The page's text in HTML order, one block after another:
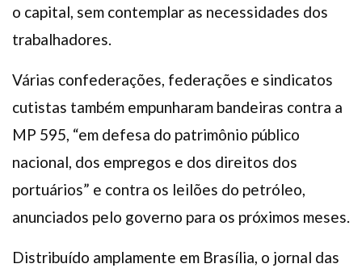
o capital, sem contemplar as necessidades dos
trabalhadores.
Várias confederações, federações e sindicatos
cutistas também empunharam bandeiras contra a
MP 595, “em defesa do patrimônio público
nacional, dos empregos e dos direitos dos
portuários” e contra os leilões do petróleo,
anunciados pelo governo para os próximos meses.
Distribuído amplamente em Brasília, o jornal das